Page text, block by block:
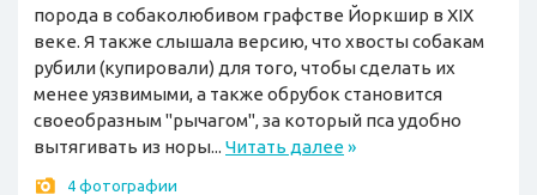
порода в собаколюбивом графстве Йоркшир в XIX
веке. Я также слышала версию, что хвосты собакам
рубили (купировали) для того, чтобы сделать их
менее уязвимыми, а также обрубок становится
своеобразным "рычагом", за который пса удобно
вытягивать из норы... Читать далее»
4 фотографии